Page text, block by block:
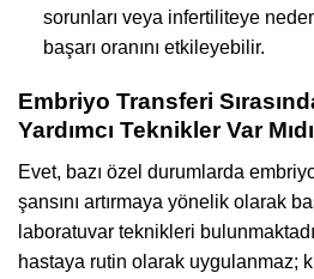
sorunları veya infertiliteye
başarı oranını etkileyebilir.
Embriyo Transferi
Yardımcı Teknikler Var
Evet, bazı özel durumlarda
şansını artırmaya yönelik olarak
laboratuvar teknikleri
hastaya rutin olarak uygulanmaz;